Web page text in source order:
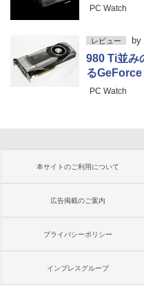
PC Watch
レビュー by
980 Ti並み
る
PC Watch
本サイトのご利用について
広告掲載のご案内
プライバシーポリシー
インプレスグループ